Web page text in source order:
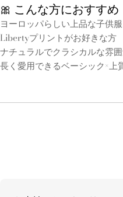
🎀 こんな方におすすめ
ヨーロッパらしい上品な子供
Libertyプリントがお好きな方
ナチュラルでクラシカルな雰
長く愛用できるベーシック×上